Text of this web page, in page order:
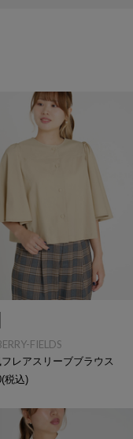
FIELDS
レアスリーブブラウス
(税込)